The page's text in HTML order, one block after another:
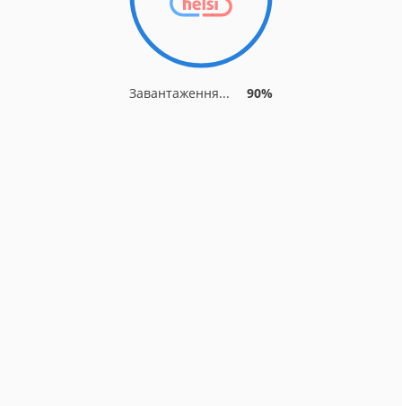
Завантаження... 90%